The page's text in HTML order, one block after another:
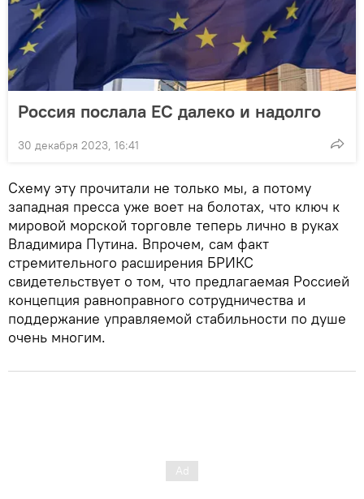
Россия послала ЕС далеко и надолго
30 декабря 2023, 16:41
Схему эту прочитали не только мы, а потому
западная пресса уже воет на болотах, что ключ к
мировой морской торговле теперь лично в руках
Владимира Путина. Впрочем, сам факт
стремительного расширения БРИКС
свидетельствует о том, что предлагаемая Россией
концепция равноправного сотрудничества и
поддержание управляемой стабильности по душе
очень многим.